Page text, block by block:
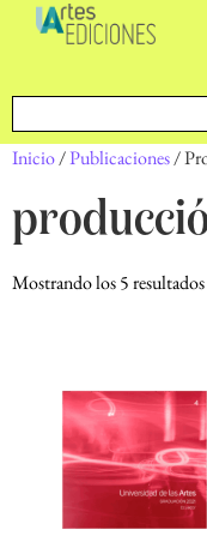
Inicio/Publicaciones/
Mostrando los 5 resultados